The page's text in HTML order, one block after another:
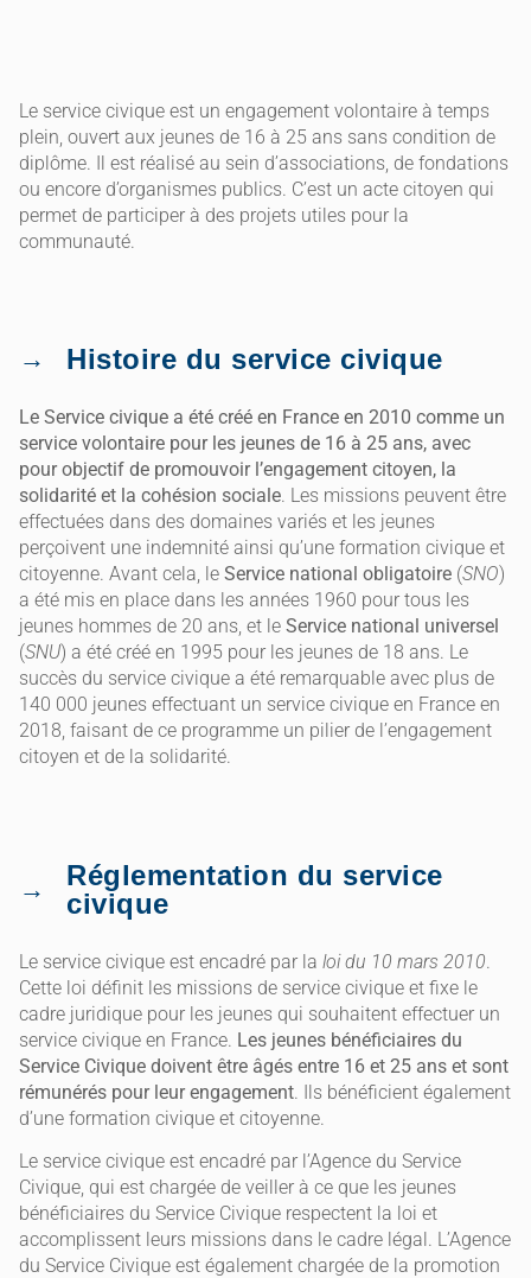
Le service civique est un engagement volontaire à temps
plein, ouvert aux jeunes de 16 à 25 ans sans condition de
diplôme. Il est réalisé au sein d’associations, de fondations
ou encore d’organismes publics. C’est un acte citoyen qui
permet de participer à des projets utiles pour la
communauté.
Histoire du service civique
Le Service civique a été créé en France en 2010 comme un
service volontaire pour les jeunes de 16 à 25 ans, avec
pour objectif de promouvoir l’engagement citoyen, la
solidarité et la cohésion sociale. Les missions peuvent être
effectuées dans des domaines variés et les jeunes
perçoivent une indemnité ainsi qu’une formation civique et
citoyenne. Avant cela, le Service national obligatoire (SNO)
a été mis en place dans les années 1960 pour tous les
jeunes hommes de 20 ans, et le Service national universel
(SNU) a été créé en 1995 pour les jeunes de 18 ans. Le
succès du service civique a été remarquable avec plus de
140 000 jeunes effectuant un service civique en France en
2018, faisant de ce programme un pilier de l’engagement
citoyen et de la solidarité.
Réglementation du service
civique
Le service civique est encadré par la loi du 10 mars 2010.
Cette loi définit les missions de service civique et fixe le
cadre juridique pour les jeunes qui souhaitent effectuer un
service civique en France. Les jeunes bénéficiaires du
Service Civique doivent être âgés entre 16 et 25 ans et sont
rémunérés pour leur engagement. Ils bénéficient également
d’une formation civique et citoyenne.
Le service civique est encadré par l’Agence du Service
Civique, qui est chargée de veiller à ce que les jeunes
bénéficiaires du Service Civique respectent la loi et
accomplissent leurs missions dans le cadre légal. L’Agence
du Service Civique est également chargée de la promotion